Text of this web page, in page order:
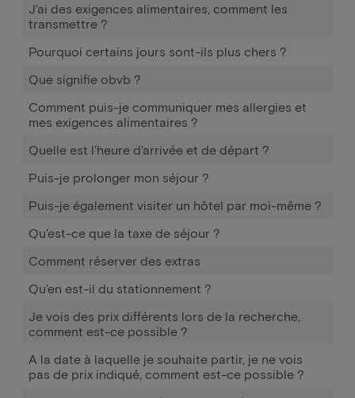
J'ai des exigences alimentaires, comment les
transmettre ?
Pourquoi certains jours sont-ils plus chers ?
Que signifie obvb ?
Comment puis-je communiquer mes allergies et
mes exigences alimentaires ?
Quelle est l'heure d'arrivée et de départ ?
Puis-je prolonger mon séjour ?
Puis-je également visiter un hôtel par moi-même ?
Qu'est-ce que la taxe de séjour ?
Comment réserver des extras
Qu'en est-il du stationnement ?
Je vois des prix différents lors de la recherche,
comment est-ce possible ?
A la date à laquelle je souhaite partir, je ne vois
pas de prix indiqué, comment est-ce possible ?